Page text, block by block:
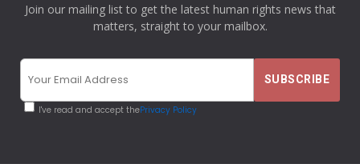
Join our mailing list to get the latest human rights news that
matters, straight to your mailbox.
I've read and accept thePrivacy Policy